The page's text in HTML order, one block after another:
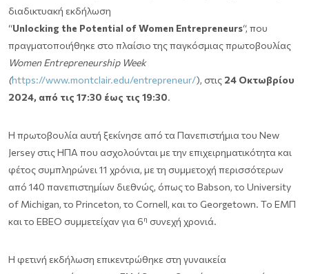
διαδικτυακή εκδήλωση
“Unlocking the Potential of Women Entrepreneurs“, που
πραγματοποιήθηκε στο πλαίσιο της παγκόσμιας πρωτοβουλίας
Women Entrepreneurship Week
(https://www.montclair.edu/entrepreneur/), στις 24 Οκτωβρίου
2024, από τις 17:30 έως τις 19:30.
Η πρωτοβουλία αυτή ξεκίνησε από τα Πανεπιστήμια του New
Jersey στις ΗΠΑ που ασχολούνται με την επιχειρηματικότητα και
φέτος συμπληρώνει 11 χρόνια, με τη συμμετοχή περισσότερων
από 140 πανεπιστημίων διεθνώς, όπως το Babson, το University
of Michigan, το Princeton, το Cornell, και το Georgetown. Το ΕΜΠ
και το ΕΒΕΟ συμμετείχαν για 6η συνεχή χρονιά.
Η φετινή εκδήλωση επικεντρώθηκε στη γυναικεία